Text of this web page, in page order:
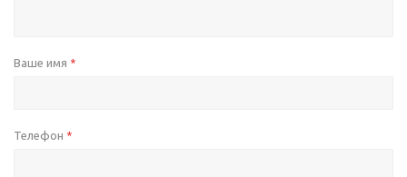
Ваше имя *
Телефон *